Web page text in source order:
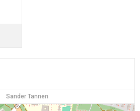
Sander Tannen